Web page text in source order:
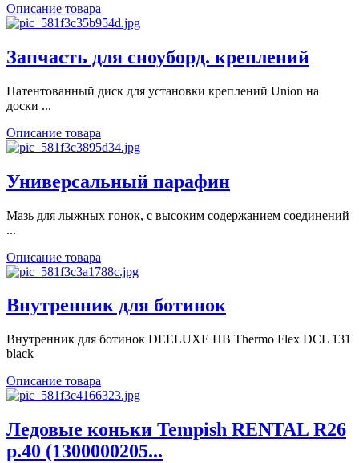
Описание товара
Запчасть для сноуборд. креплений
Патентованный диск для установки креплений Union на
доски ...
Описание товара
Универсальный парафин
Мазь для лыжных гонок, с высоким содержанием соединений
...
Описание товара
Внутренник для ботинок
Внутренник для ботинок DEELUXE HB Thermo Flex DCL 131
black
Описание товара
Ледовые коньки Tempish RENTAL R26
р.40 (1300000205...